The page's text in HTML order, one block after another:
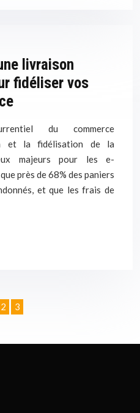
livraison
fidéliser vos
du commerce
et la fidélisation de la
majeurs pour les e-
près de 68% des paniers
et que les frais de
2 3